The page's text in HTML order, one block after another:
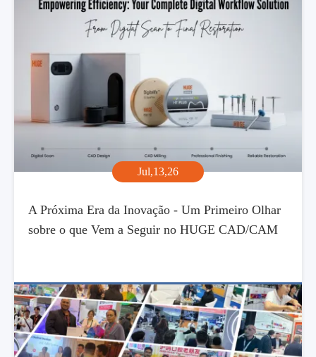
Jul,13,26
A Próxima Era da Inovação - Um Primeiro Olhar
sobre o que Vem a Seguir no HUGE CAD/CAM